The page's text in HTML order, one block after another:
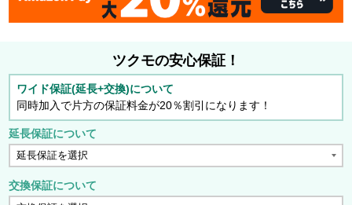
ツクモの安心保証！
ワイド保証(延長+交換)について
同時加入で片方の保証料金が20％割引になります！
延長保証について
交換保証について